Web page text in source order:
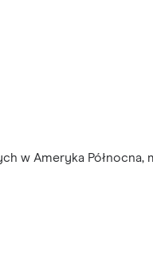
w Ameryka Północna,